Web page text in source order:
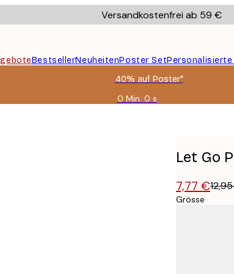
Versandkostenfrei ab 59 €
BestsellerNeuheitenPoster Set
40% auf Poster*
0 Min. 0 s
Gültig
Let Go
7,77 €
Grösse